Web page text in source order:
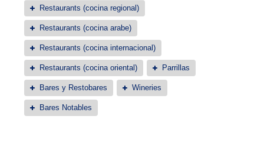
Restaurants (cocina regional)
Restaurants (cocina arabe)
Restaurants (cocina internacional)
Restaurants (cocina oriental) Parrillas
Bares y Restobares Wineries
Bares Notables